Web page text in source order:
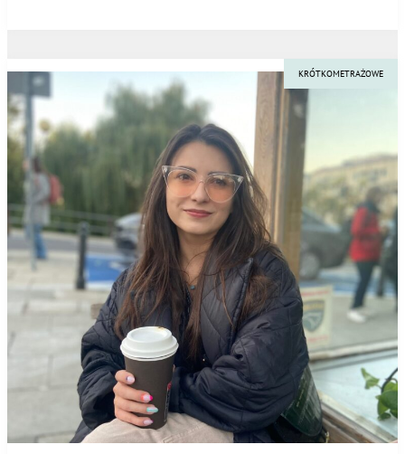
KRÓTKOMETRAŻOWE